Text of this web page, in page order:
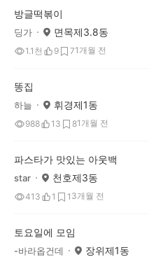
방글떡볶이
딩가 면목제3.8동
1.1천 9 71개월 전
똥집
하늘 휘경제1동
988 13 81개월 전
파스타가 맛있는 아웃백
star 천호제3동
413 1 1 3개월 전
토요일에 모임
-바라옵건데 장위제1동